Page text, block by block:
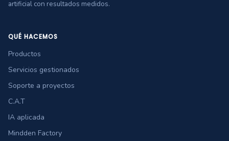
artificial con resultados medidos.
QUÉ HACEMOS
Productos
Servicios gestionados
Soporte a proyectos
C.A.T
IA aplicada
Mindden Factory